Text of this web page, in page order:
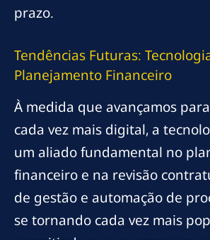
prazo.
Tendências Futuras:
Planejamento Financeiro
À medida que avançamos
cada vez mais digital, a
um aliado fundamental no
financeiro e na revisão
de gestão e automação de
se tornando cada vez mais